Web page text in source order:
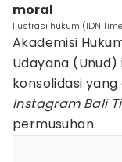
moral
Ilustrasi hukum (IDN
Akademisi
Udayana
konsolidasi
Instagram Bali
permusuhan.